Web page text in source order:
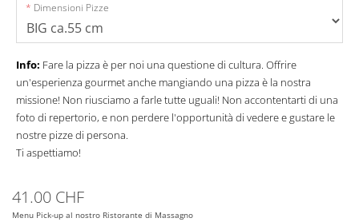
Dimensioni Pizze
Info: Fare la pizza è per noi una questione di cultura. Offrire
un'esperienza gourmet anche mangiando una pizza è la nostra
missione! Non riusciamo a farle tutte uguali! Non accontentarti di una
foto di repertorio, e non perdere l'opportunità di vedere e gustare le
nostre pizze di persona.
Ti aspettiamo!
41.00 CHF
Menu Pick-up al nostro Ristorante di Massagno